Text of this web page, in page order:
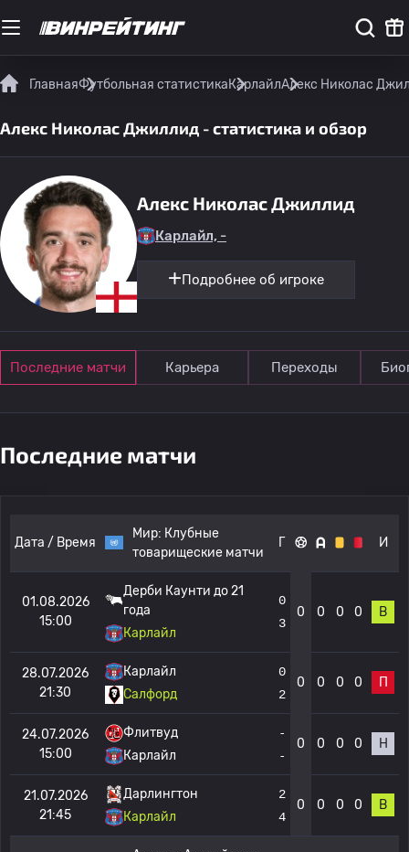
ГлавнаяФутбольная статистикаКарлайлАлекс Николас
Алекс Николас Джиллид - статистика и обзор
Алекс Николас Джиллид
Карлайл, -
Подробнее об игроке
Последние матчи Карьера Переходы
Последние матчи
Дата / Время
Мир: Клубные
товарищеские матчи
Г И
01.08.2026
15:00
Дерби Каунти до 21
года
Карлайл
0
3
0 0 0 0 В
28.07.2026
21:30
Карлайл
Салфорд
0
2
0 0 0 0 П
24.07.2026
15:00
Флитвуд
Карлайл
-
-
0 0 0 0 Н
21.07.2026
21:45
Дарлингтон
Карлайл
2
4
0 0 0 0 В